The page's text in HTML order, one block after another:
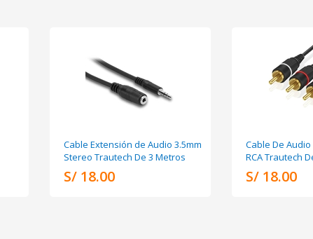
Cable Extensión de Audio 3.5mm
Stereo Trautech De 3 Metros
S/ 18.00
Cable De Audio
RCA Trautech
S/ 18.00